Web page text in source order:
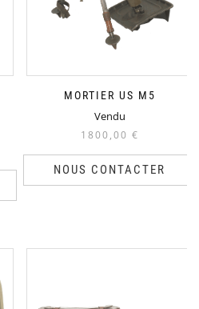
MORTIER US M5
Vendu
1800,00 €
NOUS CONTACTER